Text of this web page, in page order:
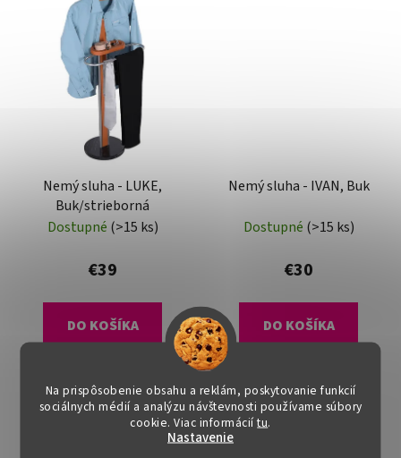
Na prispôsobenie obsahu a reklám, poskytovanie funkcií
sociálnych médií a analýzu návštevnosti používame súbory
cookie. Viac informáciítu.
Nastavenie
Nemý sluha - LUKE,
Buk/strieborná
Dostupné (>15 ks)
€39
DO KOŠÍKA
Nemý sluha - IVAN, Buk
Dostupné (>15 ks)
€30
DO KOŠÍKA